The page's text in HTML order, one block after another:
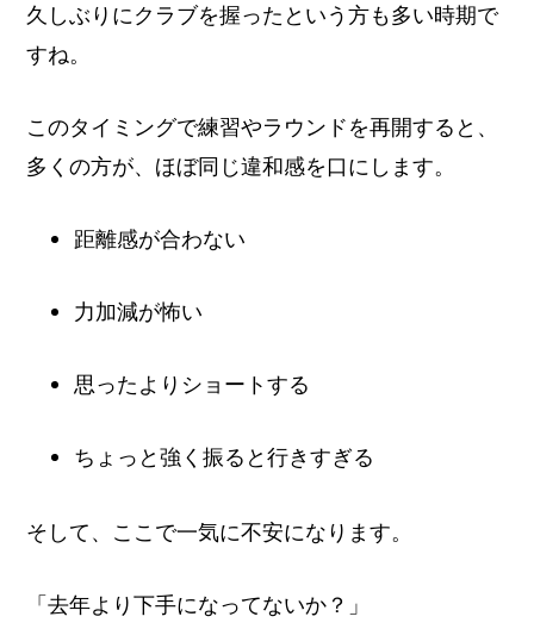
久しぶりにクラブを握ったという方も多い時期で
すね。
このタイミングで練習やラウンドを再開すると、
多くの方が、ほぼ同じ違和感を口にします。
距離感が合わない
力加減が怖い
思ったよりショートする
ちょっと強く振ると行きすぎる
そして、ここで一気に不安になります。
「去年より下手になってないか？」